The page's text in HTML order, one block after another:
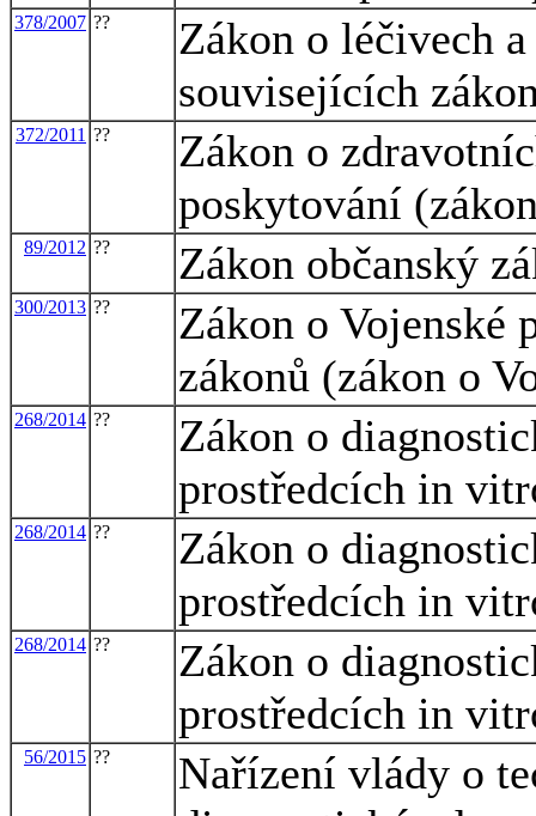
378/2007 ??
Zákon o léčivech
souvisejících
372/2011 ??
Zákon o
poskytování
89/2012 ?? Zákon občanský
300/2013 ??
Zákon o Vojenské
zákonů (zákon o
268/2014 ??
Zákon o
prostředcích in
268/2014 ??
Zákon o
prostředcích in
268/2014 ??
Zákon o
prostředcích in
56/2015 ??
Nařízení vlády o